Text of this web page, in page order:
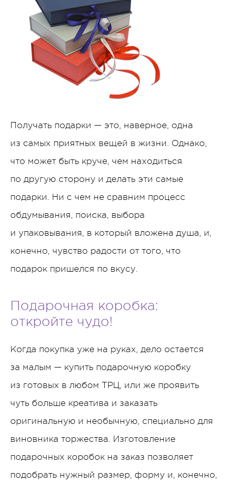
Получать подарки — это, наверное, одна
из самых приятных вещей в жизни. Однако,
что может быть круче, чем находиться
по другую сторону и делать эти самые
подарки. Ни с чем не сравним процесс
обдумывания, поиска, выбора
и упаковывания, в который вложена душа, и,
конечно, чувство радости от того, что
подарок пришелся по вкусу.
Подарочная коробка:
откройте чудо!
Когда покупка уже на руках, дело остается
за малым — купить подарочную коробку
из готовых в любом ТРЦ, или же проявить
чуть больше креатива и заказать
оригинальную и необычную, специально для
виновника торжества. Изготовление
подарочных коробок на заказ позволяет
подобрать нужный размер, форму и, конечно,